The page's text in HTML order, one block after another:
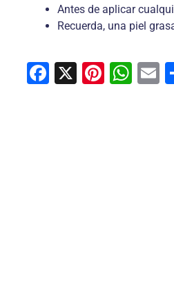
Antes de aplicar
Recuerda, una piel
F
X
Pi W E